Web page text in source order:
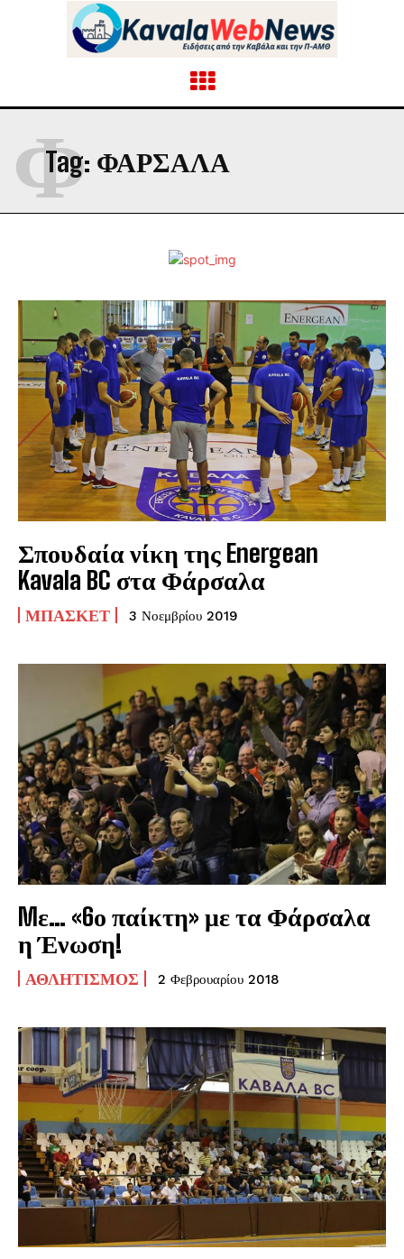
Tag: ΦΑΡΣΑΛΑ
Φ
Σπουδαία νίκη της Energean
Kavala BC στα Φάρσαλα
ΜΠΆΣΚΕΤ 3 Νοεμβρίου 2019
Mε… «6ο παίκτη» με τα Φάρσαλα
η Ένωση!
ΑΘΛΗΤΙΣΜΌΣ 2 Φεβρουαρίου 2018